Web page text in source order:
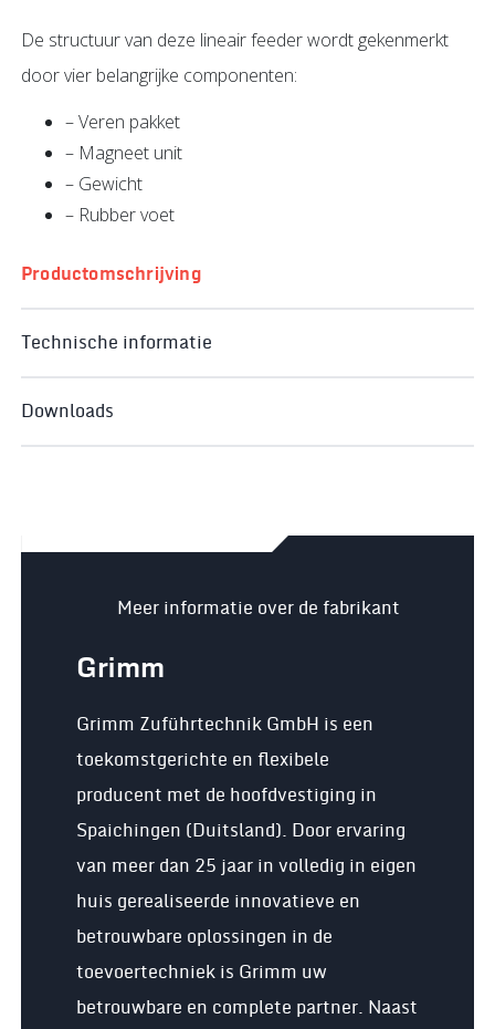
Productomschrijving
Technische informatie
Downloads
Meer informatie over de fabrikant
Grimm
Grimm Zuführtechnik GmbH is een
toekomstgerichte en flexibele
producent met de hoofdvestiging in
Spaichingen (Duitsland). Door ervaring
van meer dan 25 jaar in volledig in eigen
huis gerealiseerde innovatieve en
betrouwbare oplossingen in de
toevoertechniek is Grimm uw
betrouwbare en complete partner. Naast
De structuur van deze lineair feeder wordt gekenmerkt
door vier belangrijke componenten:
– Veren pakket
– Magneet unit
– Gewicht
– Rubber voet